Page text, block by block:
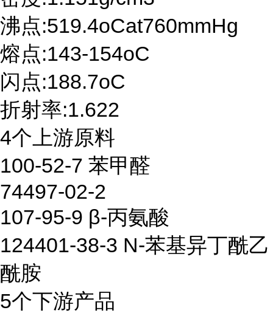
沸点:519.4oCat760mmHg
熔点:143-154oC
闪点:188.7oC
折射率:1.622
4个上游原料
100-52-7 苯甲醛
74497-02-2
107-95-9 β-丙氨酸
124401-38-3 N-苯基异丁酰乙
酰胺
5个下游产品